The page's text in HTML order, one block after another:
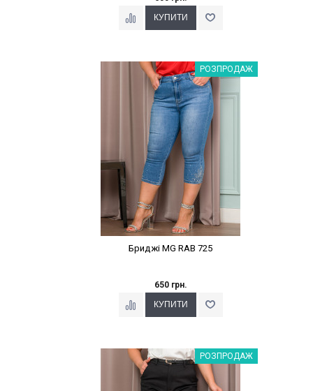
Наклейки Варіант з %РОЗПРОДАЖ
Бриджі MG RАВ 725
650 грн.
Наклейки Варіант з %РОЗПРОДАЖ